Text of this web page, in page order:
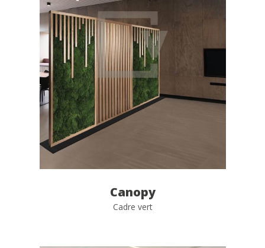
Canopy
Cadre vert